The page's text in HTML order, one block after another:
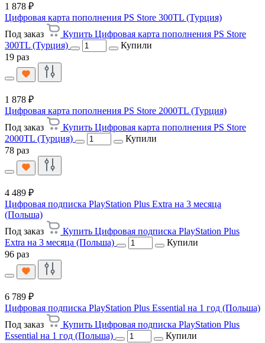
1 878 ₽
Цифровая карта пополнения PS Store 300TL (Турция)
Под заказ
Купить Цифровая карта пополнения PS Store
300TL (Турция)
Купили
19 раз
1 878 ₽
Цифровая карта пополнения PS Store 2000TL (Турция)
Под заказ
Купить Цифровая карта пополнения PS Store
2000TL (Турция)
Купили
78 раз
4 489 ₽
Цифровая подписка PlayStation Plus Extra на 3 месяца
(Польша)
Под заказ
Купить Цифровая подписка PlayStation Plus
Extra на 3 месяца (Польша)
Купили
96 раз
6 789 ₽
Цифровая подписка PlayStation Plus Essential на 1 год (Польша)
Под заказ
Купить Цифровая подписка PlayStation Plus
Essential на 1 год (Польша)
Купили